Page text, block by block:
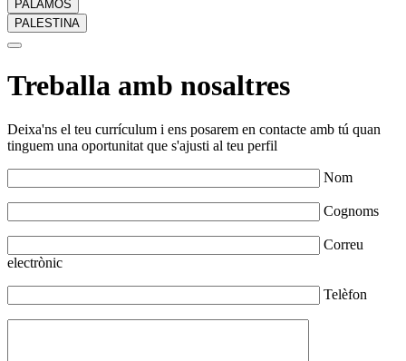
PALAMÓS
PALESTINA
Treballa amb nosaltres
Deixa'ns el teu currículum i ens posarem en contacte amb tú quan
tinguem una oportunitat que s'ajusti al teu perfil
Nom
Cognoms
Correu
electrònic
Telèfon